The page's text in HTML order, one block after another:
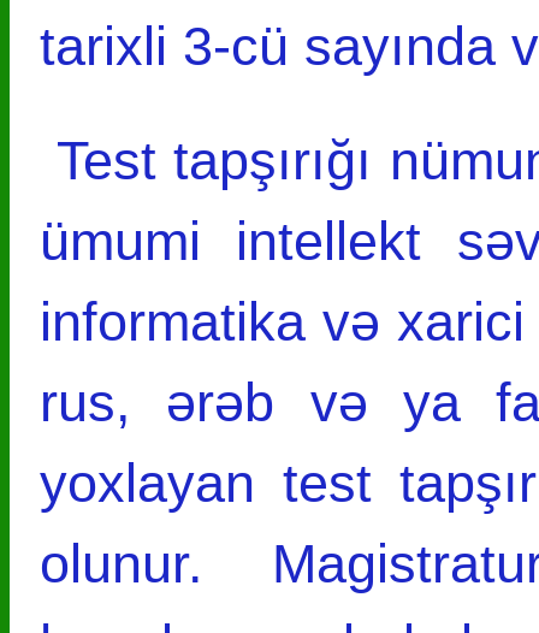
tarixli 3-cü sayında
Test tapşırığı
ümumi intellekt
informatika və
rus, ərəb və ya
yoxlayan test
olunur.